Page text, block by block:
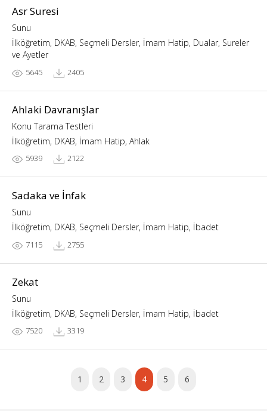
Asr Suresi
Sunu
İlköğretim, DKAB, Seçmeli Dersler, İmam Hatip, Dualar, Sureler
ve Ayetler
5645 2405
Ahlaki Davranışlar
Konu Tarama Testleri
İlköğretim, DKAB, İmam Hatip, Ahlak
5939 2122
Sadaka ve İnfak
Sunu
İlköğretim, DKAB, Seçmeli Dersler, İmam Hatip, İbadet
7115 2755
Zekat
Sunu
İlköğretim, DKAB, Seçmeli Dersler, İmam Hatip, İbadet
7520 3319
1 2 3 4 5 6